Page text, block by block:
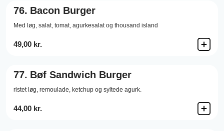
76. Bacon Burger
Med løg, salat, tomat, agurkesalat og thousand island
49,00 kr.
77. Bøf Sandwich Burger
ristet løg, remoulade, ketchup og syltede agurk.
44,00 kr.